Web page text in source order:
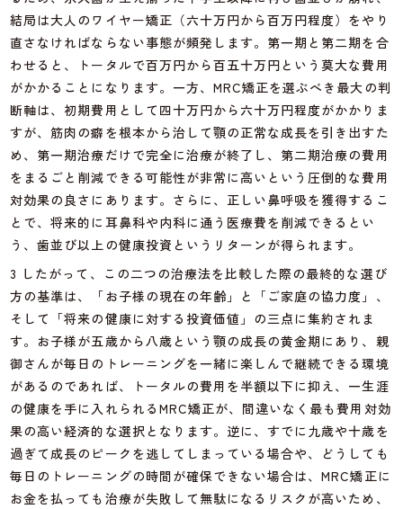
結局は大人のワイヤー矯正（六十万円から百万円程度）をやり
直さなければならない事態が頻発します。第一期と第二期を合
わせると、トータルで百万円から百五十万円という莫大な費用
がかかることになります。一方、MRC矯正を選ぶべき最大の判
断軸は、初期費用として四十万円から六十万円程度がかかりま
すが、筋肉の癖を根本から治して顎の正常な成長を引き出すた
め、第一期治療だけで完全に治療が終了し、第二期治療の費用
をまるごと削減できる可能性が非常に高いという圧倒的な費用
対効果の良さにあります。さらに、正しい鼻呼吸を獲得するこ
とで、将来的に耳鼻科や内科に通う医療費を削減できるとい
う、歯並び以上の健康投資というリターンが得られます。
3 したがって、この二つの治療法を比較した際の最終的な選び
方の基準は、「お子様の現在の年齢」と「ご家庭の協力度」、
そして「将来の健康に対する投資価値」の三点に集約されま
す。お子様が五歳から八歳という顎の成長の黄金期にあり、親
御さんが毎日のトレーニングを一緒に楽しんで継続できる環境
があるのであれば、トータルの費用を半額以下に抑え、一生涯
の健康を手に入れられるMRC矯正が、間違いなく最も費用対効
果の高い経済的な選択となります。逆に、すでに九歳や十歳を
過ぎて成長のピークを逃してしまっている場合や、どうしても
毎日のトレーニングの時間が確保できない場合は、MRC矯正に
お金を払っても治療が失敗して無駄になるリスクが高いため、